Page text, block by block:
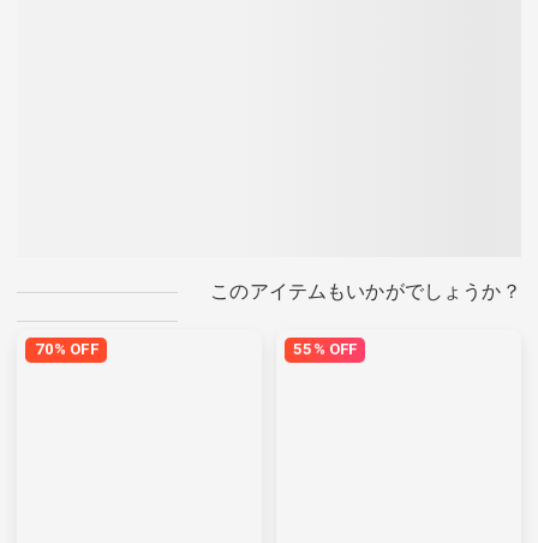
このアイテムもいかがでしょうか？
70% OFF 55% OFF